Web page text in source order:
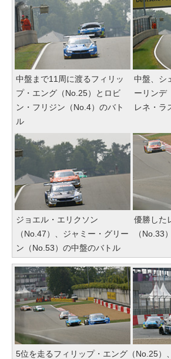
中盤まで11周に渡るフィリッ
プ・エング（No.25）とロビ
ン・フリジン（No.4）のバト
ル
中盤、シ
ーリンデ
レネ・ラ
ジョエル・エリクソン
（No.47）、ジャミー・グリー
ン（No.53）の中盤のバトル
優勝した
（No.33）
5位を走るフィリップ・エング（No.25）